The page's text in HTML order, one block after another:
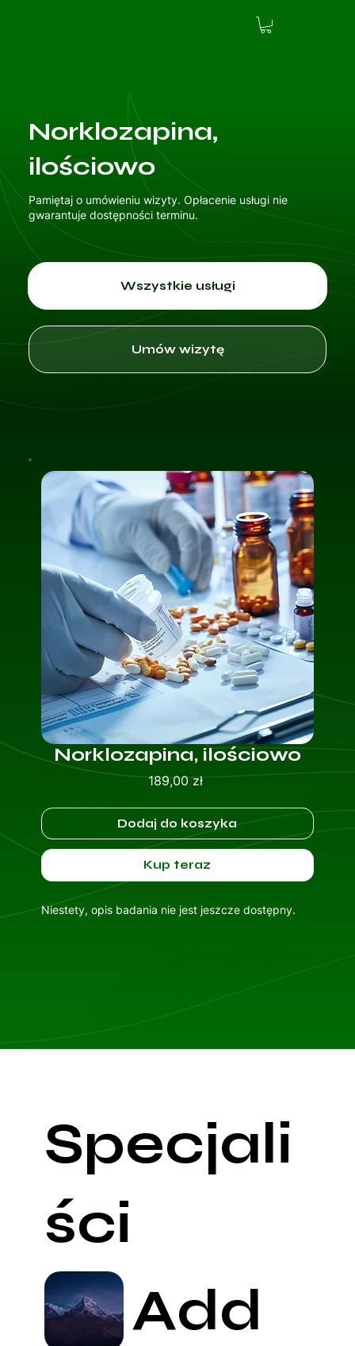
Norklozapina,
ilościowo
Pamiętaj o umówieniu wizyty. Opłacenie usługi nie
gwarantuje dostępności terminu.
Wszystkie usługi
Umów wizytę
Norklozapina, ilościowo
189,00 złCena
Dodaj do koszyka
Kup teraz
Niestety, opis badania nie jest jeszcze dostępny.
Specjali
ści
Add